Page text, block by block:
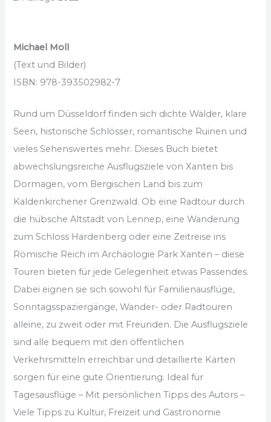
Michael Moll
(Text und Bilder)
ISBN: 978-393502982-7
Rund um Düsseldorf finden sich dichte Wälder, klare
Seen, historische Schlösser, romantische Ruinen und
vieles Sehenswertes mehr. Dieses Buch bietet
abwechslungsreiche Ausflugsziele von Xanten bis
Dormagen, vom Bergischen Land bis zum
Kaldenkirchener Grenzwald. Ob eine Radtour durch
die hübsche Altstadt von Lennep, eine Wanderung
zum Schloss Hardenberg oder eine Zeitreise ins
Römische Reich im Archäologie Park Xanten – diese
Touren bieten für jede Gelegenheit etwas Passendes.
Dabei eignen sie sich sowohl für Familienausflüge,
Sonntagsspaziergänge, Wander- oder Radtouren
alleine, zu zweit oder mit Freunden. Die Ausflugsziele
sind alle bequem mit den öffentlichen
Verkehrsmitteln erreichbar und detaillierte Karten
sorgen für eine gute Orientierung. Ideal für
Tagesausflüge – Mit persönlichen Tipps des Autors –
Viele Tipps zu Kultur, Freizeit und Gastronomie